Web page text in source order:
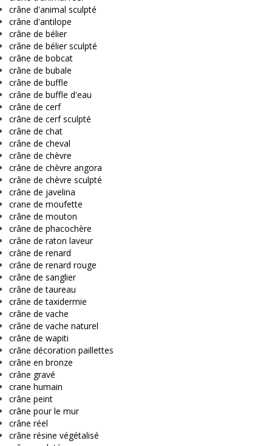
crâne d'animal sculpté
crâne d'antilope
crâne de bélier
crâne de bélier sculpté
crâne de bobcat
crâne de bubale
crâne de buffle
crâne de buffle d'eau
crâne de cerf
crâne de cerf sculpté
crâne de chat
crâne de cheval
crâne de chèvre
crâne de chèvre angora
crâne de chèvre sculpté
crâne de javelina
crane de moufette
crâne de mouton
crâne de phacochère
crâne de raton laveur
crâne de renard
crâne de renard rouge
crâne de sanglier
crâne de taureau
crâne de taxidermie
crâne de vache
crâne de vache naturel
crâne de wapiti
crâne décoration paillettes
crâne en bronze
crâne gravé
crane humain
crâne peint
crâne pour le mur
crâne réel
crâne résine végétalisé